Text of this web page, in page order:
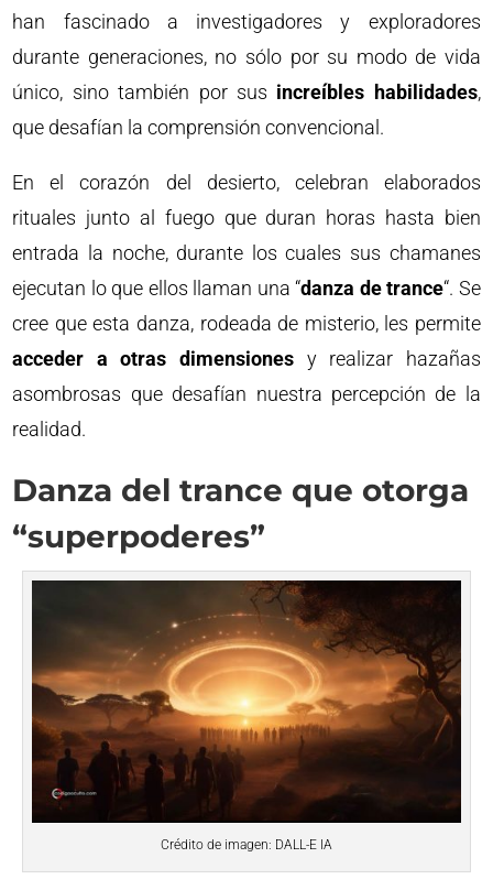
han fascinado a investigadores y exploradores
durante generaciones, no sólo por su modo de vida
único, sino también por sus increíbles habilidades,
que desafían la comprensión convencional.
En el corazón del desierto, celebran elaborados
rituales junto al fuego que duran horas hasta bien
entrada la noche, durante los cuales sus chamanes
ejecutan lo que ellos llaman una “danza de trance“. Se
cree que esta danza, rodeada de misterio, les permite
acceder a otras dimensiones y realizar hazañas
asombrosas que desafían nuestra percepción de la
realidad.
Danza del trance que otorga
“superpoderes”
Crédito de imagen: DALL-E IA